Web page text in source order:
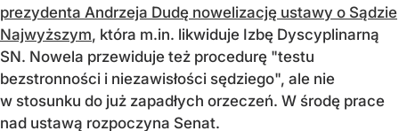
prezydenta Andrzeja Dudę nowelizację ustawy o Sądzie
Najwyższym, która m.in. likwiduje Izbę Dyscyplinarną
SN. Nowela przewiduje też procedurę "testu
bezstronności i niezawisłości sędziego", ale nie
w stosunku do już zapadłych orzeczeń. W środę prace
nad ustawą rozpoczyna Senat.